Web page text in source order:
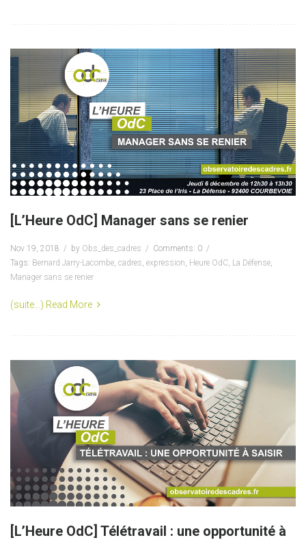
[L’Heure OdC] Manager sans se renier
Nov 19, 2018 by Obs_des_cadres
Comments: 0
Tags: Bernard Jarry-Lacombe cadres expression Heure OdC La Défense
Manager sans se renier
(suite…) Read More
[L’Heure OdC] Télétravail : une opportunité à